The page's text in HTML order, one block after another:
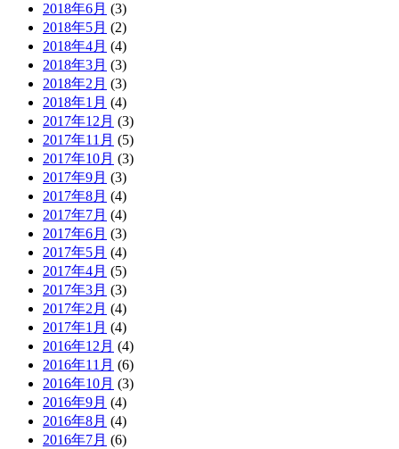
2018年6月 (3)
2018年5月 (2)
2018年4月 (4)
2018年3月 (3)
2018年2月 (3)
2018年1月 (4)
2017年12月 (3)
2017年11月 (5)
2017年10月 (3)
2017年9月 (3)
2017年8月 (4)
2017年7月 (4)
2017年6月 (3)
2017年5月 (4)
2017年4月 (5)
2017年3月 (3)
2017年2月 (4)
2017年1月 (4)
2016年12月 (4)
2016年11月 (6)
2016年10月 (3)
2016年9月 (4)
2016年8月 (4)
2016年7月 (6)